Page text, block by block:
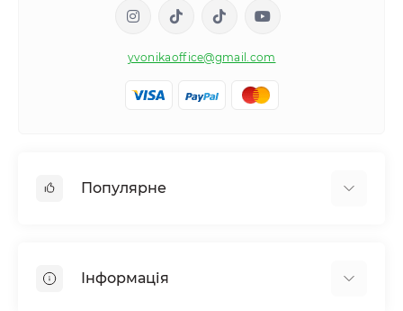
yvonikaoffice@gmail.com
Популярне
Обмін речовин і вага
Інформація